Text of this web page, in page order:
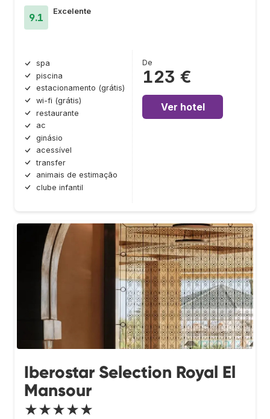
9.1
Excelente
spa
piscina
estacionamento (grátis)
wi-fi (grátis)
restaurante
ac
ginásio
acessível
transfer
animais de estimação
clube infantil
De
123 €
Ver hotel
Iberostar Selection Royal El
Mansour
★★★★★